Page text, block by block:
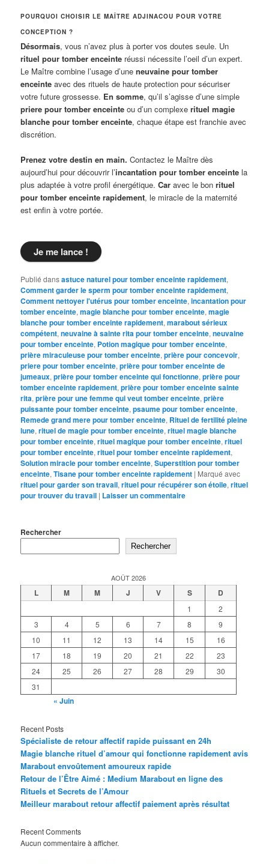
POURQUOI CHOISIR LE MAÎTRE ADJINACOU POUR VOTRE
CONCEPTION ?
Désormais, vous n’avez plus à porter vos doutes seule. Un
rituel pour tomber enceinte réussi nécessite l’oeil d’un expert.
Le Maître combine l’usage d’uneneuvaine pour tomber
enceinte avec des rituels de haute protection pour sécuriser
votre future grossesse. En somme, qu’il s’agisse d’une simple
priere pour tomber enceinte ou d’un complexerituel magie
blanche pour tomber enceinte, chaque étape est franchie avec
discrétion.
Prenez votre destin en main. Contactez le Maître dès
aujourd’hui pour découvrir l’incantation pour tomber enceinte la
plus adaptée à votre profil énergétique.Car avec le bonrituel
pour tomber enceinte rapidement, le miracle de la maternité
est enfin à votre portée.
Je me lance !
Publié dansastuce naturel pour tomber enceinte rapidement,
Comment garder le sperm pour tomber enceinte rapidement,
Comment nettoyer l'utérus pour tomber enceinte,incantation pour
tomber enceinte,magie blanche pour tomber enceinte,magie
blanche pour tomber enceinte rapidement,marabout sérieux
compétent,neuvaine à sainte rita pour tomber enceinte,neuvaine
pour tomber enceinte, Potion magique pour tomber enceinte,
prière miraculeuse pour tomber enceinte,prière pour concevoir,
priere pour tomber enceinte,prière pour tomber enceinte de
jumeaux,prière pour tomber enceinte qui fonctionne,prière pour
tomber enceinte rapidement,prière pour tomber enceinte sainte
rita,prière pour une femme qui veut tomber enceinte,prière
puissante pour tomber enceinte,psaume pour tomber enceinte,
Remede grand mere pour tomber enceinte, Rituel de fertilité pleine
lune,rituel de magie pour tomber enceinte,rituel magie blanche
pour tomber enceinte,rituel magique pour tomber enceinte,rituel
pour tomber enceinte,rituel pour tomber enceinte rapidement,
Solution miracle pour tomber enceinte,Superstition pour tomber
enceinte,Tisane pour tomber enceinte rapidement | Marqué avec
rituel pour garder son travail,rituel pour récupérer son étoile,rituel
pour trouver du travail | Laisser un commentaire
Rechercher
Rechercher
AOÛT 2026
L M M J V S D
1
2
3
4 5 6 7 8
9
10
11 12 13 14 15
16
17
18 19 20 21 22
23
24
25 26 27 28 29
30
31
« Juin
Recent Posts
Spécialiste de retour affectif rapide puissant en 24h
Magie blanche rituel d’amour qui fonctionne rapidement avis
Marabout envoûtement amoureux rapide
Retour de l’Être Aimé : Medium Marabout en ligne des
Rituels et Secrets de l’Amour
Meilleur marabout retour affectif paiement après résultat
Recent Comments
Aucun commentaire à afficher.